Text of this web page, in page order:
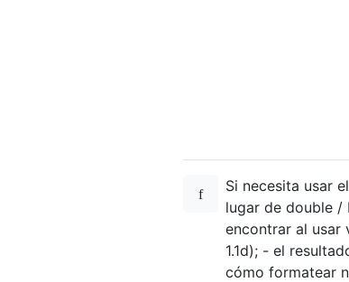
Si necesita usar
lugar de double /
encontrar al usar
1.1d); - el
cómo formatear